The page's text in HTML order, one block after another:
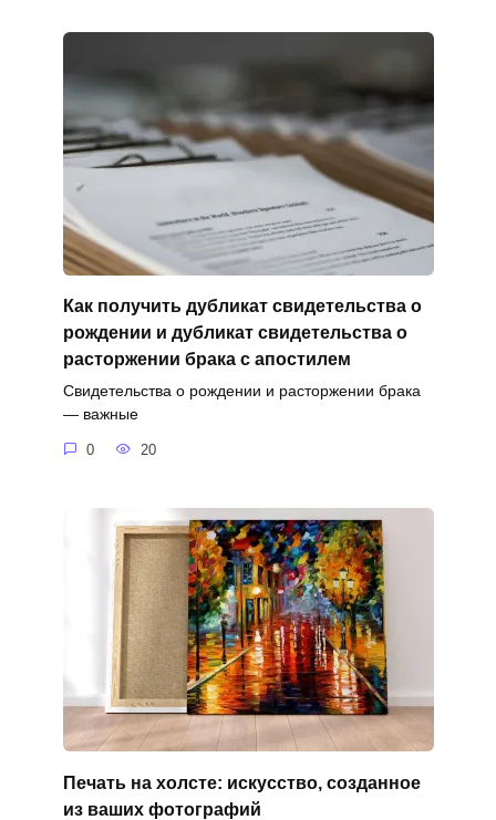
Как получить дубликат свидетельства о
рождении и дубликат свидетельства о
расторжении брака с апостилем
Свидетельства о рождении и расторжении брака
— важные
0 20
Печать на холсте: искусство, созданное
из ваших фотографий